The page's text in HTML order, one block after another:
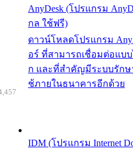
AnyDesk (โปรแกรม
กล ใช้ฟรี)
ดาวน์โหลดโปรแกรม
อร์ ที่สามารถเชื่อมต่อแบ
ก และที่สำคัญมีระบบรักษ
ช้ภายในธนาคารอีกด้วย
IDM (โปรแกรม Internet